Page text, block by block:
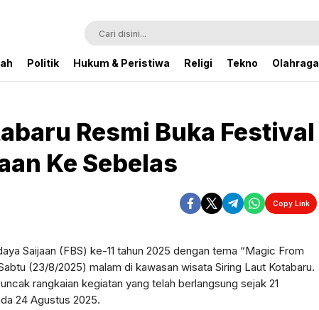
Politik Hukum & Peristiwa Religi Tekno Olahraga
Resmi Buka Festival
Ke Sebelas
Copy Link
Saijaan (FBS) ke-11 tahun 2025 dengan tema “Magic From
(23/8/2025) malam di kawasan wisata Siring Laut Kotabaru.
rangkaian kegiatan yang telah berlangsung sejak 21
24 Agustus 2025.